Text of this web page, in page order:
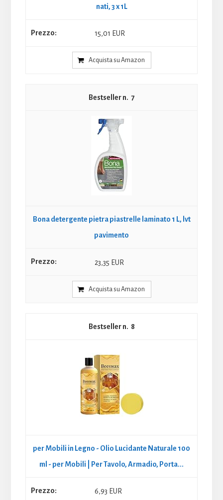
nati, 3 x 1L
15,01 EUR
Acquista su Amazon
7
Bona detergente pietra piastrelle laminato 1 L, lvt
pavimento
23,35 EUR
Acquista su Amazon
8
per Mobili in Legno - Olio Lucidante Naturale 100
ml - per Mobili | Per Tavolo, Armadio, Porta...
6,93 EUR